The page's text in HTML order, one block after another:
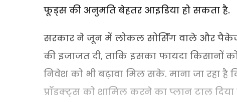
फूड्स की अनुमति बेहतर आइडिया हो सकता है.
सरकार ने जून में लोकल सोर्सिंग वाले और
की इजाजत दी, ताकि इसका फायदा किसानों
निवेश को भी बढ़ावा मिल सके. माना जा
प्रॉडक्ट्स को शामिल करने का प्लान टाल